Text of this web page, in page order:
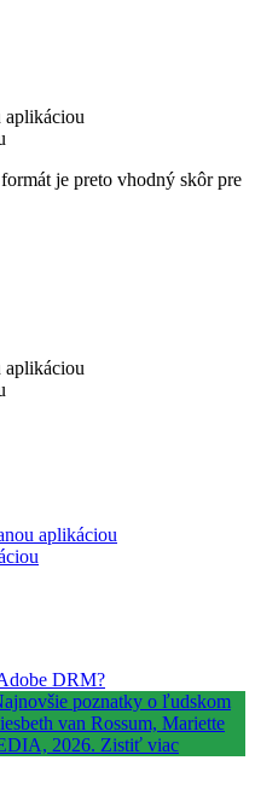
aplikáciou
je preto vhodný skôr pre
aplikáciou
aplikáciou
DRM?